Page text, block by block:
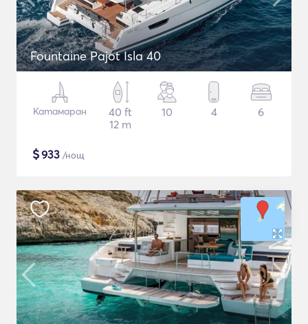
Fountaine Pajot Isla 40
Катамаран
40 ft
12 m
10 4 6
$933 /нощ